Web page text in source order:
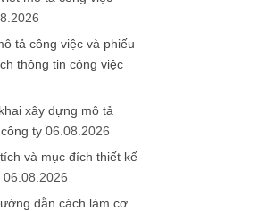
tả công việc và phiếu
thông tin công việc
xây dựng mô tả
ty 06.08.2026
và mục đích thiết kế
06.08.2026
dẫn cách làm cơ